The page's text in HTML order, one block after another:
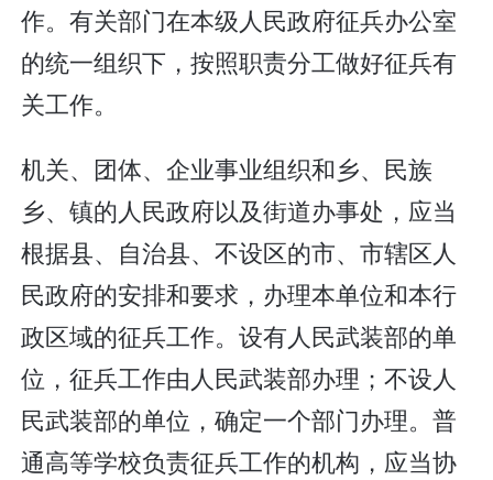
作。有关部门在本级人民政府征兵办公室
的统一组织下，按照职责分工做好征兵有
关工作。
机关、团体、企业事业组织和乡、民族
乡、镇的人民政府以及街道办事处，应当
根据县、自治县、不设区的市、市辖区人
民政府的安排和要求，办理本单位和本行
政区域的征兵工作。设有人民武装部的单
位，征兵工作由人民武装部办理；不设人
民武装部的单位，确定一个部门办理。普
通高等学校负责征兵工作的机构，应当协